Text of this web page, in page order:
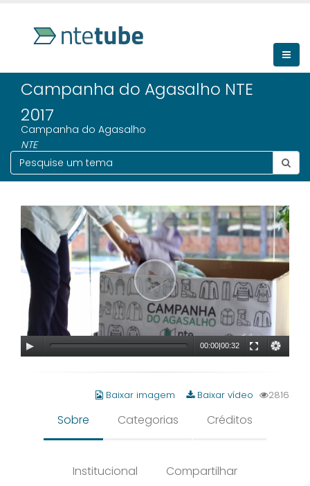
Campanha do Agasalho NTE
2017
Campanha do Agasalho
NTE
00:00|00:32
Baixar imagem Baixar vídeo 2816
Sobre Categorias Créditos
Institucional Compartilhar